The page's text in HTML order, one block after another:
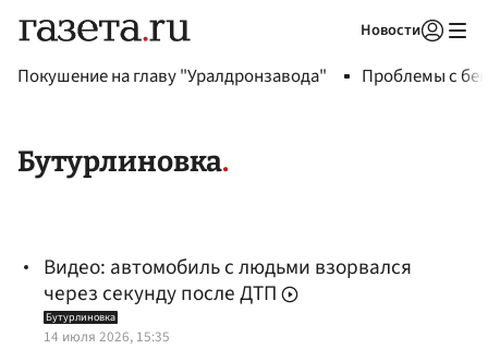
Новости
Покушение на главу "Уралдронзавода" Проблемы с
Бутурлиновка
Видео: автомобиль с людьми взорвался
через секунду после ДТП
Бутурлиновка
14 июля 2026, 15:35